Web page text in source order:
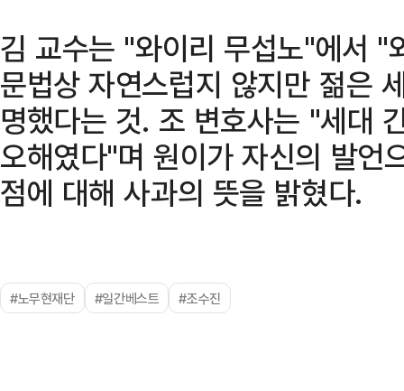
김 교수는 "와이리 무섭노"에서 "
문법상 자연스럽지 않지만 젊은
명했다는 것. 조 변호사는 "세대
오해였다"며 원이가 자신의 발언
점에 대해 사과의 뜻을 밝혔다.
#노무현재단 #일간베스트 #조수진